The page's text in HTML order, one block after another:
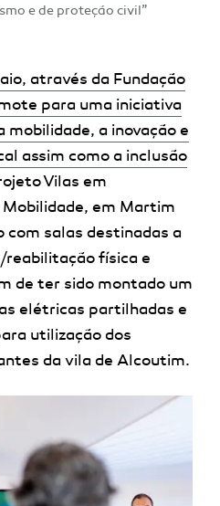
e de proteção civil”
através da Fundação
para uma iniciativa
mobilidade, a inovação e
assim como a inclusão
Vilas em
em Martim
com salas destinadas a
reabilitação física e
de ter sido montado um
elétricas partilhadas e
utilização dos
da vila de Alcoutim.